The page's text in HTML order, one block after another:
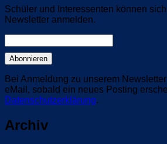
Schüler und Interessenten können
Newsletter anmelden.
Bei Anmeldung zu unserem
eMail, sobald ein neues Posting
Datenschutzerklärung.
Archiv